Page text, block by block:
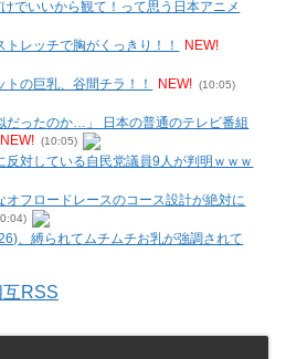
でいいから観て！って思う日本アニメ
レッチで胸がくっきり！！ NEW!
の巨乳、谷間チラ！！ NEW! (10:05)
だったのか…」 日本の普通のテレビ番組
NEW! (10:05)
反対している自民党議員9人が判明ｗｗｗ
オフロードレースのコース設計が絶対に
、縛られてムチムチお乳が強調されて
RSS